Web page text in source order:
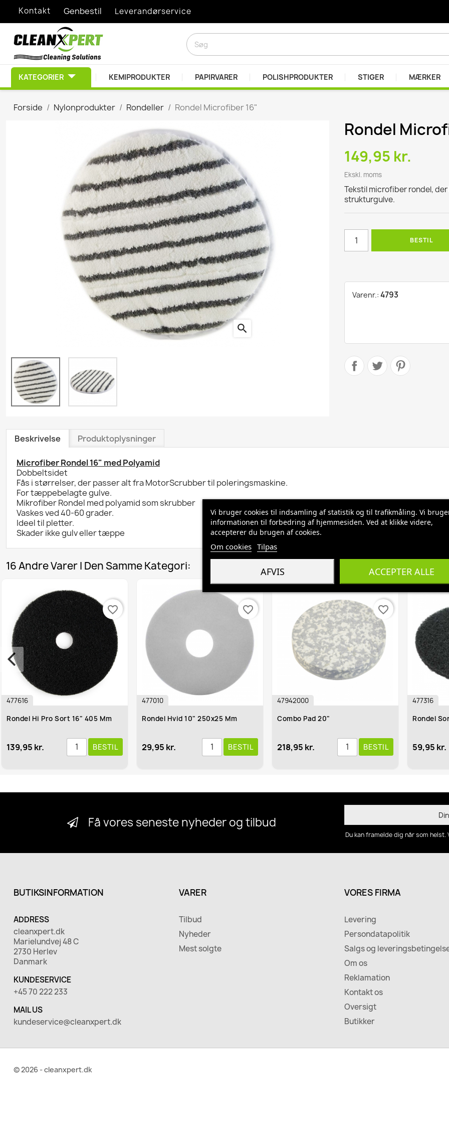
Kontakt Genbestil Leverandørservice
KATEGORIER
RENGØRINGSMIDLER
Desinfektionsprodukter
Diverse Kemiprodukter
Duft- & lugtbekæmpelse
EDB Rengøring
Graffitifjerner
Grovrengøring
Grundrengøring
Gulvvask & Gulvbehandling
Køkkenrengøring
Personlig plejeprodukter
Polishprodukter
Sanitetsprodukter
Skumrenseprodukter
Træ- & Trægulvsprodukter
KEMIPRODUKTER PAPIRVARER POLISHPRODUKTER STIGER MÆRKER
Forside Nylonprodukter Rondeller Rondel Microfiber 16"
search
Rondel
149,95 kr.
Ekskl. moms
Tekstil microfiber rondel,
strukturgulve.
BESTIL
Varenr.: 4793
Beskrivelse Produktoplysninger
Microfiber Rondel 16" med Polyamid
Dobbeltsidet
Fås i størrelser, der passer alt fra MotorScrubber til poleringsmaskine.
For tæppebelagte gulve.
Mikrofiber Rondel med polyamid som skrubber
Vaskes ved 40-60 grader.
Ideel til pletter.
Skader ikke gulv eller tæppe
16 Andre Varer I Den Samme Kategori:
Rondel Hvid 10" 250x25 Mm
29,95 kr. BESTIL
Combo Pad 20"
218,95 kr. BESTIL
477316
Rondel Sort 16'' 410x25 Mm
59,95 kr. BESTIL
Få vores seneste nyheder og tilbud
Du kan framelde dig når som
BUTIKSINFORMATION
ADDRESS
cleanxpert.dk
Marielundvej 48 C
2730 Herlev
Danmark
KUNDESERVICE
+45 70 222 233
MAIL US
kundeservice@cleanxpert.dk
VARER
Tilbud
Nyheder
Mest solgte
VORES FIRMA
Levering
Persondatapolitik
Salgs og
Om os
Reklamation
Kontakt os
Oversigt
Butikker
Vi bruger cookies til indsamling af statistik og til trafikmåling. Vi
informationen til forbedring af hjemmesiden. Ved at klikke videre,
accepterer du brugen af cookies.
Om cookies Tilpas
AFVIS ACCEPTER ALLE
© 2026 - cleanxpert.dk